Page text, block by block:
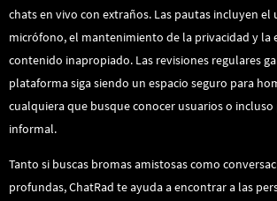
chats en vivo con extraños. Las pautas incluyen el
micrófono, el mantenimiento de la privacidad y la
contenido inapropiado. Las revisiones regulares
plataforma siga siendo un espacio seguro para
cualquiera que busque conocer usuarios o
informal.
Tanto si buscas bromas amistosas como
profundas, ChatRad te ayuda a encontrar a las